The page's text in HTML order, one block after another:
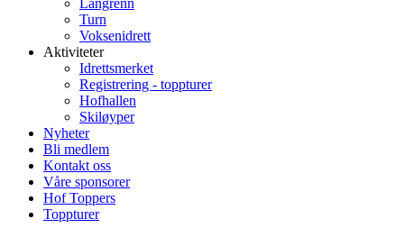
Langrenn
Turn
Voksenidrett
Aktiviteter
Idrettsmerket
Registrering - toppturer
Hofhallen
Skiløyper
Nyheter
Bli medlem
Kontakt oss
Våre sponsorer
Hof Toppers
Toppturer